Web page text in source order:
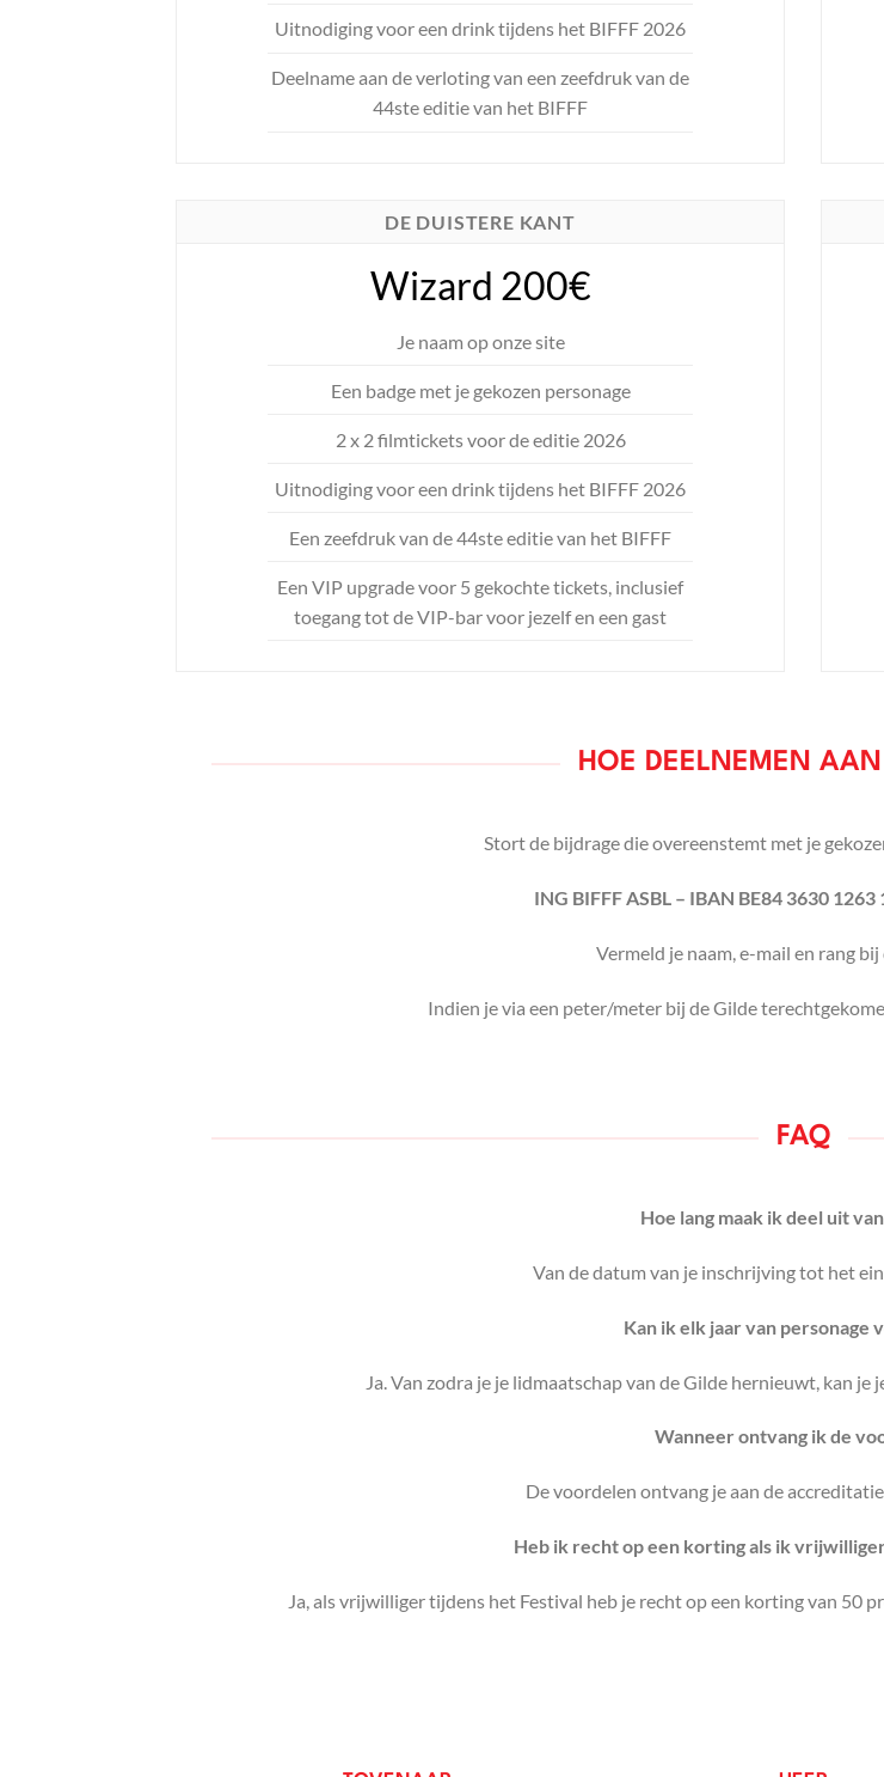
Uitnodiging voor een drink tijdens het BIFFF 2026
Deelname aan de verloting van een zeefdruk van de
44ste editie van het BIFFF
DE DUISTERE KANT
Wizard 200€
Je naam op onze site
Een badge met je gekozen personage
2 x 2 filmtickets voor de editie 2026
Uitnodiging voor een drink tijdens het BIFFF 2026
Een zeefdruk van de 44ste editie van het BIFFF
Een VIP upgrade voor 5 gekochte tickets, inclusief
toegang tot de VIP-bar voor jezelf en een gast
HOE DEELNEMEN
Stort de bijdrage die overeenstemt met je
ING BIFFF ASBL – IBAN BE84 3630 1263
Vermeld je naam, e-mail en rang bij
Indien je via een peter/meter bij de Gilde
FAQ
Hoe lang maak ik deel uit
Van de datum van je inschrijving tot het
Kan ik elk jaar van personage
Ja. Van zodra je je lidmaatschap van de Gilde hernieuwt, kan
Wanneer ontvang ik de
De voordelen ontvang je aan de
Heb ik recht op een korting als ik
Ja, als vrijwilliger tijdens het Festival heb je recht op een korting van 50